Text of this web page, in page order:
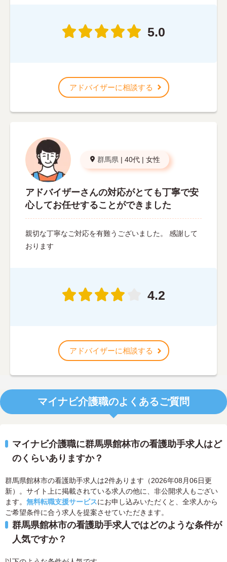
5.0
アドバイザーに相談する
群馬県 | 40代 | 女性
アドバイザーさんの対応がとても丁寧で安
心してお任せすることができました
親切な丁寧なご対応を有難うございました。 感謝して
おります
4.2
アドバイザーに相談する
マイナビ介護職のよくあるご質問
マイナビ介護職に群馬県館林市の看護助手求人はど
のくらいありますか？
群馬県館林市の看護助手求人は2件あります（2026年08月06日更
新）。サイト上に掲載されている求人の他に、非公開求人もござい
ます。 無料転職支援サービスにお申し込みいただくと、全求人から
ご希望条件に合う求人を提案させていただきます。
群馬県館林市の看護助手求人ではどのような条件が
人気ですか？